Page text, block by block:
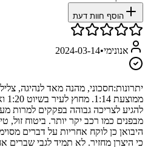
הוסף חוות דעת
אנונימי•
2024-03-14
יתרונות:חסכוני, מהנה מאד לנהיגה,
להגיע לצריכה גבוהה בפקקים למרות
מבפנים כמו רכב יקר יותר. ביטוח זול,
היבואן כן לוקח אחריות על דברים
כי היצרן מחזיר. לא תמיד לגבי